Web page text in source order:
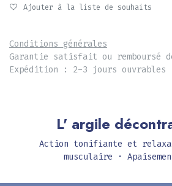
Ajouter à la liste de souhaits
Conditions générales
Garantie satisfait ou remboursé
Expédition : 2-3 jours ouvrables
L' argile
Action tonifiante et
musculaire ·